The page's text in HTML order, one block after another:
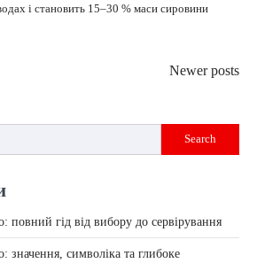
і становить 15–30 % маси сировини
Newer posts
Search
повний гід від вибору до сервірування
значення, символіка та глибоке